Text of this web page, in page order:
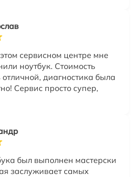
сервисном центре мне
ноутбук. Стоимость
диагностика была
Сервис просто супер,
был выполнен мастерски
заслуживает самых